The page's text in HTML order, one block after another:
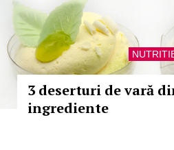
3 deserturi de vară
ingrediente